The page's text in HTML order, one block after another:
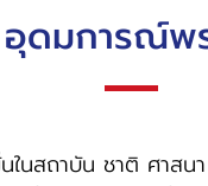
อุดมการณ์พ
ในสถาบัน ชาติ ศาสน